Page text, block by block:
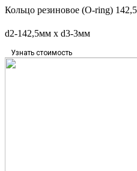
Кольцо резиновое (O-ring)
d2-142,5мм х d3-3мм
Узнать стоимость